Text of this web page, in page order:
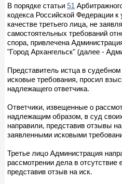
В порядке статьи 51
кодекса Российской Федерации
качестве третьего лица, не
самостоятельных требований
спора, привлечена
"Город Архангельск" (далее -
Представитель истца в
исковые требования, просил
надлежащего ответчика.
Ответчики, извещенные о
надлежащим образом, в суд
направили, представив отзывы
заявленными исковыми
Третье лицо Администрация
рассмотрении дела в отсутствие
представив отзыв на иск.